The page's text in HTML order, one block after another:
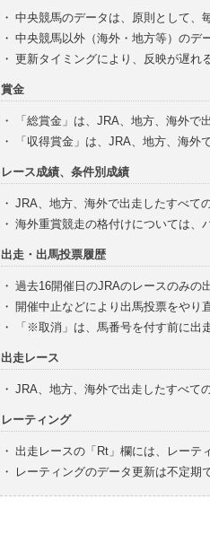
・ 中央競馬のデータは、原則として、
・ 中央競馬以外（海外・地方等）のデ
・ 更新タイミングにより、反映が遅れ
賞金
・
「総賞金」は、JRA、地方、海外で
・
「収得賞金」は、JRA、地方、海外
レース成績、条件別成績
・ JRA、地方、海外で出走したすべて
・ 海外重賞競走の格付けについては、
出走・出馬投票履歴
・ 過去16開催日のJRAのレースのみの
・ 開催中止などにより出馬投票をやり
・
「※取消」は、馬番号を付す前に出
出走レース
・ JRA、地方、海外で出走したすべて
レーティング
・ 出走レースの「Rt」欄には、レーテ
・
レーティングのデータ更新は不定期で